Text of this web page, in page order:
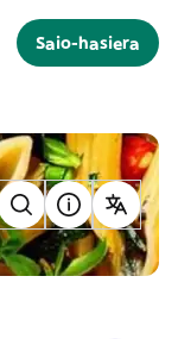
Saio-hasiera